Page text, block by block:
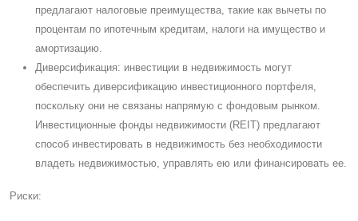
предлагают налоговые преимущества, такие как вычеты по
процентам по ипотечным кредитам, налоги на имущество и
амортизацию.
Диверсификация: инвестиции в недвижимость могут
обеспечить диверсификацию инвестиционного портфеля,
поскольку они не связаны напрямую с фондовым рынком.
Инвестиционные фонды недвижимости (REIT) предлагают
способ инвестировать в недвижимость без необходимости
владеть недвижимостью, управлять ею или финансировать ее.
Риски: